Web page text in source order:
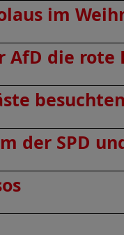
im
AfD die rote
SPD